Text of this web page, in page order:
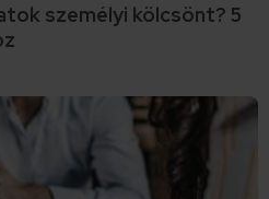
személyi kölcsönt? 5